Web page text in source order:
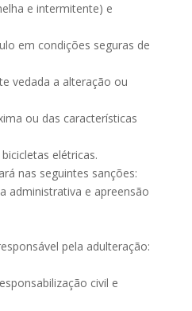
e intermitente) e
em condições seguras de
vedada a alteração ou
ou das características
elétricas.
nas seguintes sanções:
administrativa e apreensão
pela adulteração:
civil e